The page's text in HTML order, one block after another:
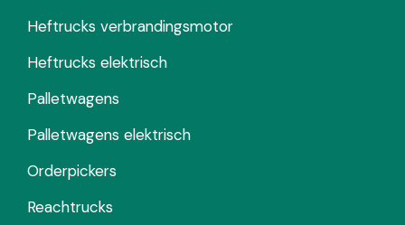
Heftrucks verbrandingsmotor
Heftrucks elektrisch
Palletwagens
Palletwagens elektrisch
Orderpickers
Reachtrucks